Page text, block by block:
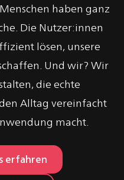
haben ganz
Die Nutzer:innen
lösen, unsere
Und wir? Wir
die echte
Alltag vereinfacht
macht.
erfahren